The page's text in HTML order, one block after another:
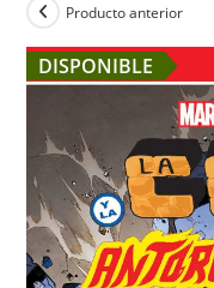
Producto anterior
DISPONIBLE